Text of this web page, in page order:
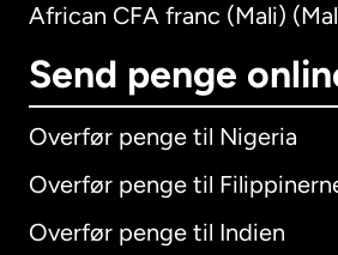
African CFA franc (Mali)
Send penge
Overfør penge til Nigeria
Overfør penge til
Overfør penge til Indien